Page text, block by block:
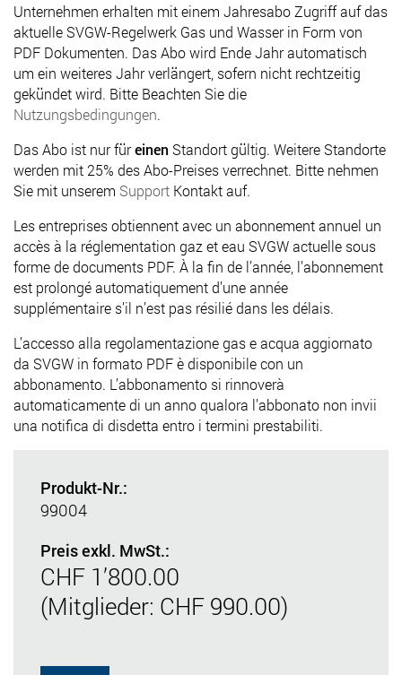
Unternehmen erhalten mit einem Jahresabo Zugriff auf das
aktuelle SVGW-Regelwerk Gas und Wasser in Form von
PDF Dokumenten. Das Abo wird Ende Jahr automatisch
um ein weiteres Jahr verlängert, sofern nicht rechtzeitig
gekündet wird. Bitte Beachten Sie die
Nutzungsbedingungen.
Das Abo ist nur füreinenStandort gültig. Weitere Standorte
werden mit 25% des Abo-Preises verrechnet. Bitte nehmen
Sie mit unserem Support Kontakt auf.
Les entreprises obtiennent avec un abonnement annuel un
accès à la réglementation gaz et eau SVGW actuelle sous
forme de documents PDF. À la fin de l’année, l’abonnement
est prolongé automatiquement d’une année
supplémentaire s’il n’est pas résilié dans les délais.
L’accesso alla regolamentazione gas e acqua aggiornato
da SVGW in formato PDF è disponibile con un
abbonamento. L’abbonamento si rinnoverà
automaticamente di un anno qualora l’abbonato non invii
una notifica di disdetta entro i termini prestabiliti.
Produkt-Nr.:
99004
Preis exkl. MwSt.:
CHF 1’800.00
(Mitglieder: CHF 990.00)